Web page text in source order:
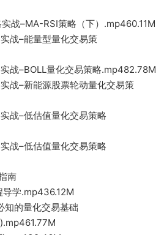
战–MA-RSI策略（下）.mp460.11M
战–能量型量化交易策
战–BOLL量化交易策略.mp482.78M
战–新能源股票轮动量化交易策
战–低估值量化交易策略
战–低估值量化交易策略
南
导学.mp436.12M
知的量化交易基础